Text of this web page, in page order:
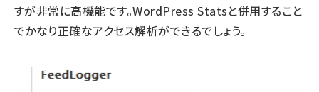
すが非常に高機能です。WordPress Statsと併用すること
でかなり正確なアクセス解析ができるでしょう。